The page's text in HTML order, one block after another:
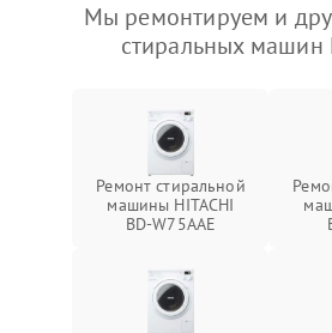
Мы ремонтируем и
стиральных машин
Ремонт стиральной
машины HITACHI
BD-W75AAE